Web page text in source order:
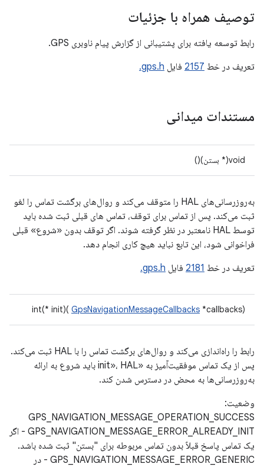
توصیف همراه با جزئیات
رابط توسعه یافته برای پشتیبانی از گزارش پیام ناوبری GPS.
تعریف در خط 2157 فایل gps.h.
مستندات میدانی
void(* بستن)()
به‌روزرسانی‌های HAL را متوقف می‌کند و روال‌های برگشت تماس را لغو
ثبت می‌کند. پس از تماس برای توقف، تماس های قبلی ثبت شده باید
توسط HAL نامعتبر در نظر گرفته شوند. اگر توقف بدون «شروع» قبلی
فراخوانی شود، این تابع نباید هیچ کاری انجام دهد.
تعریف در خط 2181 فایل gps.h.
int(* init)( GpsNavigationMessageCallbacks *callbacks)
رابط را راه‌اندازی می‌کند و روال‌های برگشت تماس را با HAL ثبت می‌کند.
پس از یک تماس موفقیت‌آمیز به «init»، HAL باید شروع به ارائه
به‌روزرسانی‌ها به محض در دسترس شدن کند.
وضعیت:
GPS_NAVIGATION_MESSAGE_OPERATION_SUCCESS
GPS_NAVIGATION_MESSAGE_ERROR_ALREADY_INIT - اگر
یک تماس پاسخ قبلاً بدون تماس مربوطه برای "بستن" ثبت شده باشد.
GPS_NAVIGATION_MESSAGE_ERROR_GENERIC - در